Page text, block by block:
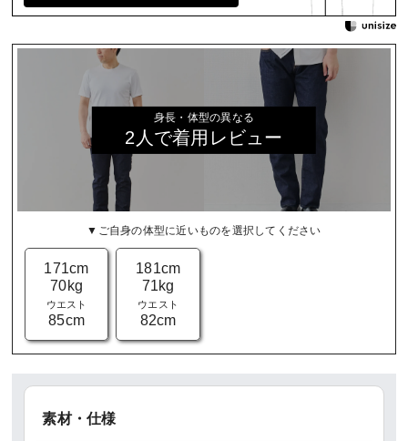
身長・体型の異なる
2人で着用レビュー
▼ご自身の体型に近いものを選択してください
171cm
70kg
ウエスト
85cm
181cm
71kg
ウエスト
82cm
素材・仕様